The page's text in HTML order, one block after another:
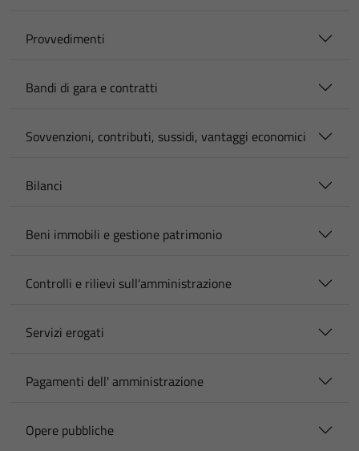
Provvedimenti
Bandi di gara e contratti
Sovvenzioni, contributi, sussidi, vantaggi economici
Bilanci
Beni immobili e gestione patrimonio
Controlli e rilievi sull'amministrazione
Servizi erogati
Pagamenti dell' amministrazione
Opere pubbliche